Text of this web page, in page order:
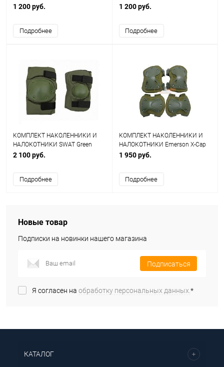
PG0022B
1 200 руб.
Подробнее
1 200 руб.
Подробнее
КОМПЛЕКТ НАКОЛЕННИКИ И
НАЛОКОТНИКИ SWAT Green
WS20155G AS-PG0023OD
2 100 руб.
Подробнее
КОМПЛЕКТ НАКОЛЕННИКИ И
НАЛОКОТНИКИ Emerson X-Cap
Olive
1 950 руб.
Подробнее
Новые товар
Подписки на новинки нашего магазина
Подписаться
Я согласен на обработку персональных данных.*
КАТАЛОГ